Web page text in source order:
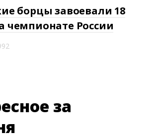
борцы завоевали 18
чемпионате России
за